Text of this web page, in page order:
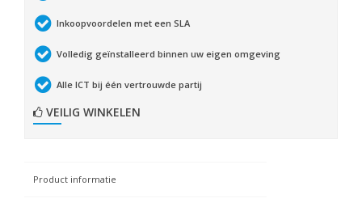
Inkoopvoordelen met een SLA
Volledig geïnstalleerd binnen uw eigen omgeving
Alle ICT bij één vertrouwde partij
VEILIG WINKELEN
Product informatie